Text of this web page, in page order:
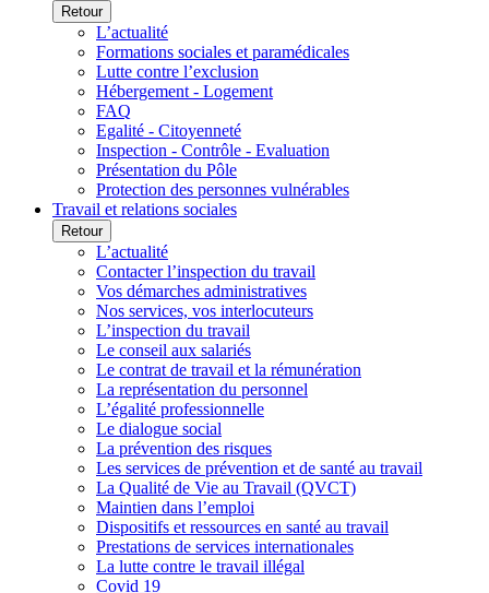
Retour
L’actualité
Formations sociales et paramédicales
Lutte contre l’exclusion
Hébergement - Logement
FAQ
Egalité - Citoyenneté
Inspection - Contrôle - Evaluation
Présentation du Pôle
Protection des personnes vulnérables
Travail et relations sociales
Retour
L’actualité
Contacter l’inspection du travail
Vos démarches administratives
Nos services, vos interlocuteurs
L’inspection du travail
Le conseil aux salariés
Le contrat de travail et la rémunération
La représentation du personnel
L’égalité professionnelle
Le dialogue social
La prévention des risques
Les services de prévention et de santé au travail
La Qualité de Vie au Travail (QVCT)
Maintien dans l’emploi
Dispositifs et ressources en santé au travail
Prestations de services internationales
La lutte contre le travail illégal
Covid 19